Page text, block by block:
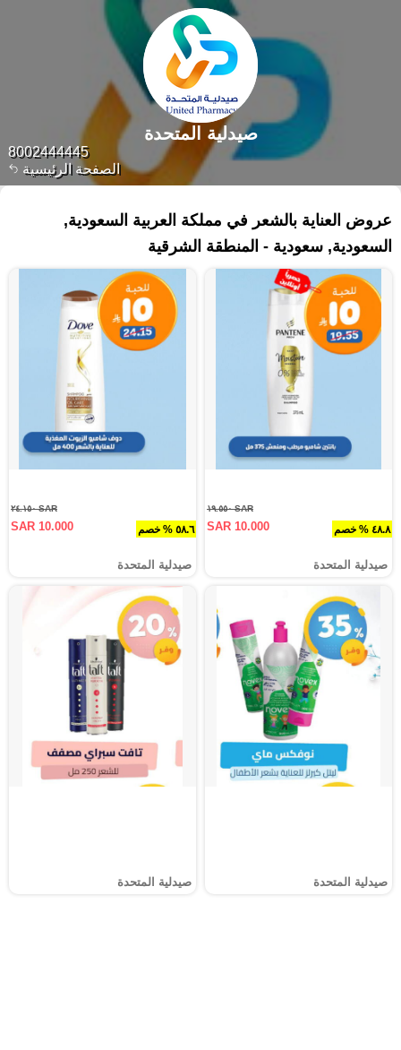
الصفحة الرئيسية
8002444445
صيدلية المتحدة
عروض العناية بالشعر في مملكة العربية السعودية,
السعودية, سعودية - المنطقة الشرقية
٤٨.٨ % خصم
SAR ١٩.٥٥٠
SAR 10.000
صيدلية المتحدة
٥٨.٦ % خصم
SAR ٢٤.١٥٠
SAR 10.000
صيدلية المتحدة
صيدلية المتحدة صيدلية المتحدة